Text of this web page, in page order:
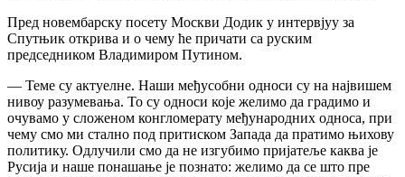
Пред новембарску посету Москви Додик у интервјуу за
Спутњик открива и о чему ће причати са руским
председником Владимиром Путином.
— Теме су актуелне. Наши међусобни односи су на највишем
нивоу разумевања. То су односи које желимо да градимо и
очувамо у сложеном конгломерату међународних односа, при
чему смо ми стално под притиском Запада да пратимо њихову
политику. Одлучили смо да не изгубимо пријатеље каква је
Русија и наше понашање је познато: желимо да се што пре